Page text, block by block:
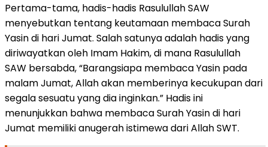
Pertama-tama, hadis-hadis Rasulullah SAW
menyebutkan tentang keutamaan membaca Surah
Yasin di hari Jumat. Salah satunya adalah hadis yang
diriwayatkan oleh Imam Hakim, di mana Rasulullah
SAW bersabda, “Barangsiapa membaca Yasin pada
malam Jumat, Allah akan memberinya kecukupan dari
segala sesuatu yang dia inginkan.” Hadis ini
menunjukkan bahwa membaca Surah Yasin di hari
Jumat memiliki anugerah istimewa dari Allah SWT.